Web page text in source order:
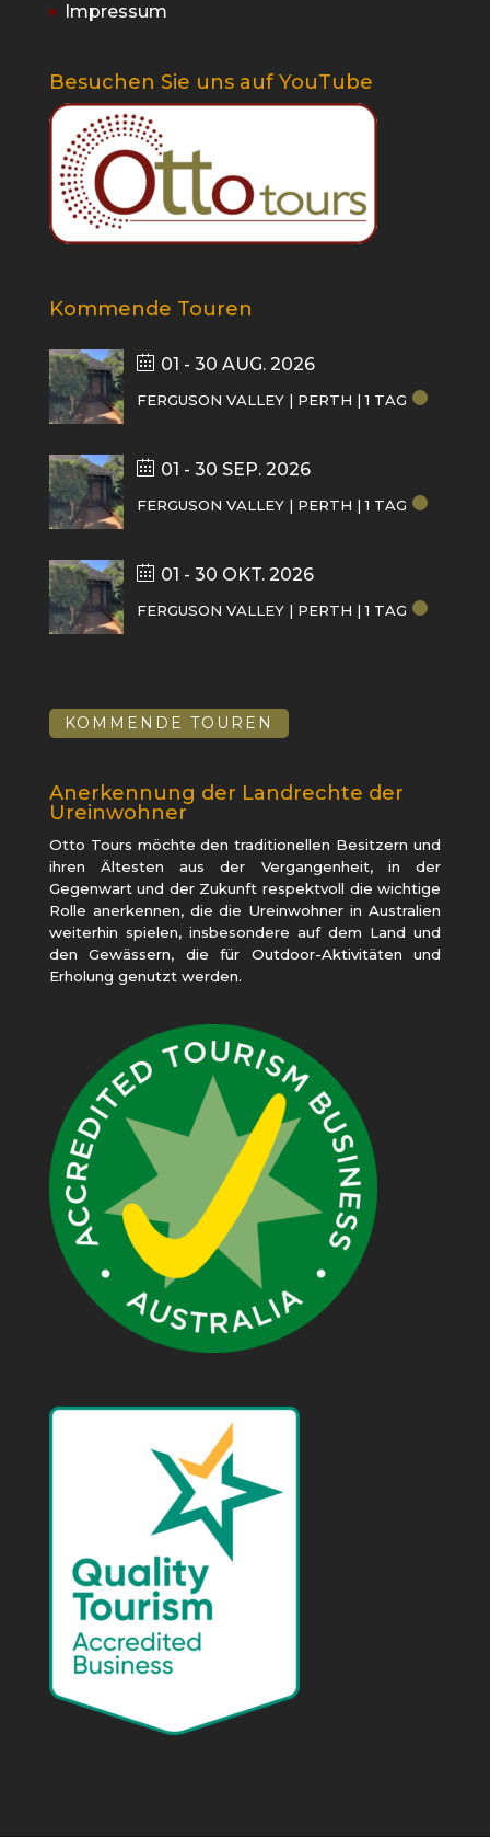
Impressum
Besuchen Sie uns auf YouTube
Kommende Touren
01 - 30 AUG. 2026
FERGUSON VALLEY | PERTH | 1 TAG
01 - 30 SEP. 2026
FERGUSON VALLEY | PERTH | 1 TAG
01 - 30 OKT. 2026
FERGUSON VALLEY | PERTH | 1 TAG
KOMMENDE TOUREN
Anerkennung der Landrechte der
Ureinwohner
Otto Tours möchte den traditionellen Besitzern und
ihren Ältesten aus der Vergangenheit, in der
Gegenwart und der Zukunft respektvoll die wichtige
Rolle anerkennen, die die Ureinwohner in Australien
weiterhin spielen, insbesondere auf dem Land und
den Gewässern, die für Outdoor-Aktivitäten und
Erholung genutzt werden.